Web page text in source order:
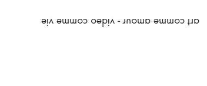
art comme amour - video comme vie